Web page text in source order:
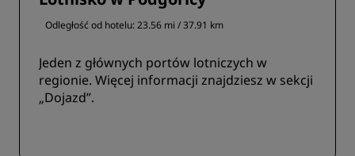
Odległość od hotelu: 23.56 mi / 37.91 km
Jeden z głównych portów lotniczych w
regionie. Więcej informacji znajdziesz w sekcji
„Dojazd”.